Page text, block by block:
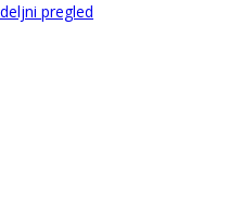
pregled